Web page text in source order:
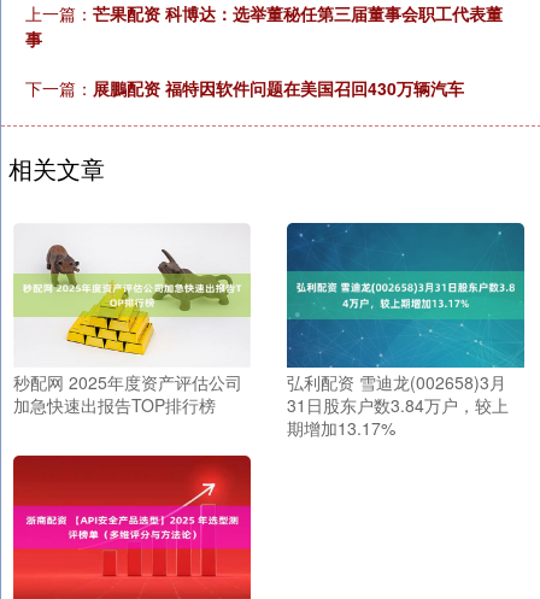
上一篇： 芒果配资 科博达：选举董秘任第三届董事会职工代表董
事
下一篇： 展鵬配资 福特因软件问题在美国召回430万辆汽车
相关文章
秒配网 2025年度资产评估公司
加急快速出报告TOP排行榜
弘利配资 雪迪龙(002658)3月
31日股东户数3.84万户，较上
期增加13.17%